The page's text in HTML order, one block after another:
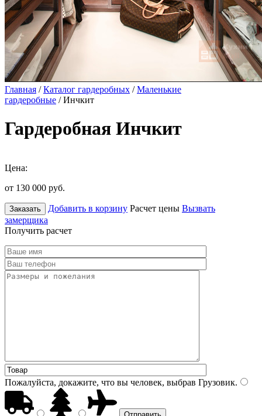
Главная /Каталог гардеробных /Маленькие
гардеробные / Инчкит
Гардеробная Инчкит
Цена:
от 130 000 руб.
Заказать Добавить в корзину Расчет цены Вызвать
замерщика
Получить расчет
Пожалуйста, докажите, что вы человек, выбрав Грузовик.